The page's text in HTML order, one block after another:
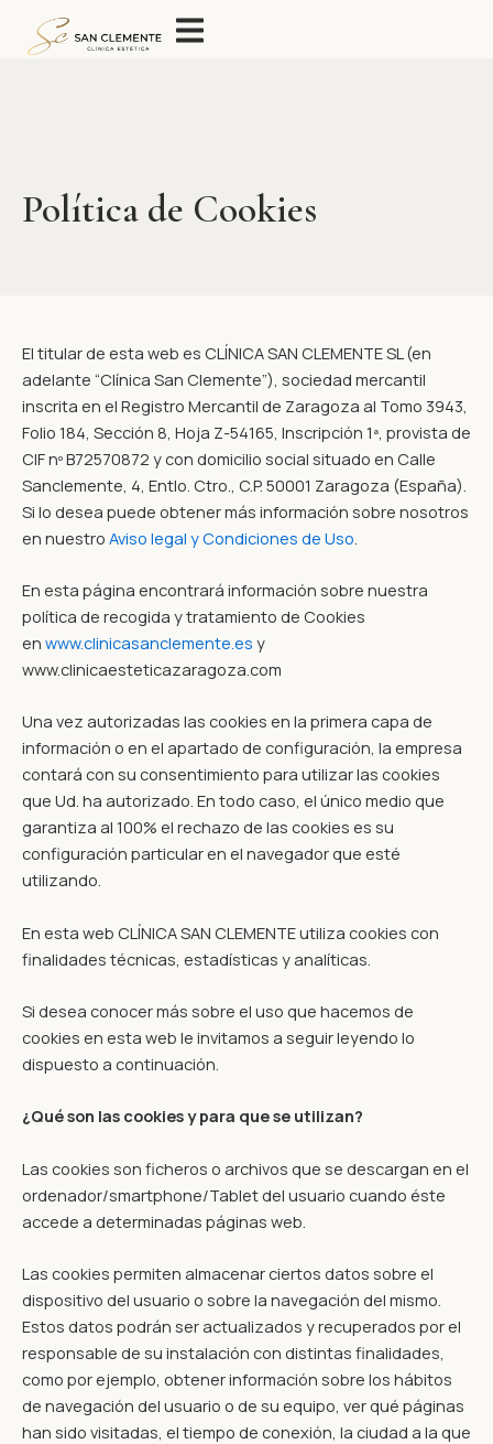
Política de cookies
Política de Cookies
El titular de esta web es CLÍNICA SAN CLEMENTE SL (en
adelante “Clínica San Clemente”), sociedad mercantil
inscrita en el Registro Mercantil de Zaragoza al Tomo 3943,
Folio 184, Sección 8, Hoja Z-54165, Inscripción 1ª, provista de
CIF nº B72570872 y con domicilio social situado en Calle
Sanclemente, 4, Entlo. Ctro., C.P. 50001 Zaragoza (España).
Si lo desea puede obtener más información sobre nosotros
en nuestro Aviso legal y Condiciones de Uso
En esta página encontrará información sobre nuestra
política de recogida y tratamiento de Cookies
en www.clinicasanclemente.es y
www.clinicaesteticazaragoza.com
Una vez autorizadas las cookies en la primera capa de
información o en el apartado de configuración, la empresa
contará con su consentimiento para utilizar las cookies
que Ud. ha autorizado. En todo caso, el único medio que
garantiza al 100% el rechazo de las cookies es su
configuración particular en el navegador que esté
utilizando.
En esta web CLÍNICA SAN CLEMENTE utiliza cookies con
finalidades técnicas, estadísticas y analíticas.
Si desea conocer más sobre el uso que hacemos de
cookies en esta web le invitamos a seguir leyendo lo
dispuesto a continuación.
¿Qué son las cookies y para que se utilizan?
Las cookies son ficheros o archivos que se descargan en el
ordenador/smartphone/Tablet del usuario cuando éste
accede a determinadas páginas web.
Las cookies permiten almacenar ciertos datos sobre el
dispositivo del usuario o sobre la navegación del mismo.
Estos datos podrán ser actualizados y recuperados por el
responsable de su instalación con distintas finalidades,
como por ejemplo, obtener información sobre los hábitos
de navegación del usuario o de su equipo, ver qué páginas
han sido visitadas, el tiempo de conexión, la ciudad a la que